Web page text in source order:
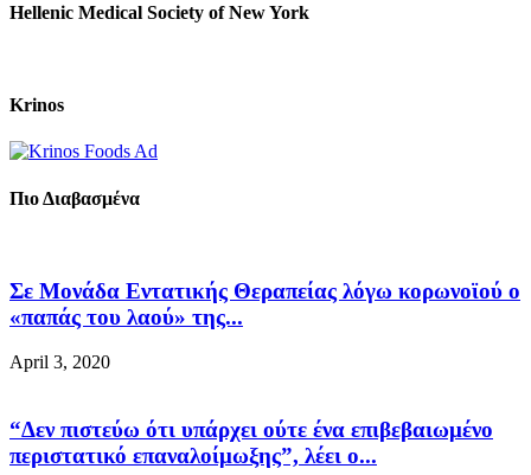
Hellenic Medical Society of New York
Krinos
Πιο Διαβασμένα
Σε Μονάδα Εντατικής Θεραπείας λόγω κορωνοϊού ο
«παπάς του λαού» της...
April 3, 2020
“Δεν πιστεύω ότι υπάρχει ούτε ένα επιβεβαιωμένο
περιστατικό επαναλοίμωξης”, λέει ο...